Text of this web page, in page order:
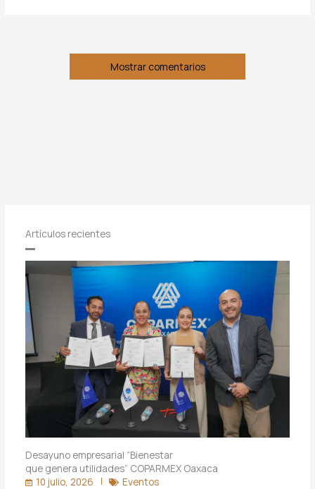
Mostrar comentarios
Artículos recientes
Desayuno empresarial “Bienestar
que genera utilidades” COPARMEX Oaxaca
10 julio, 2026
Eventos